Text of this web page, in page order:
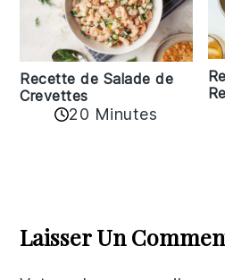
Recette de Salade de
Crevettes
20 Minutes
Interactions
Laisser Un